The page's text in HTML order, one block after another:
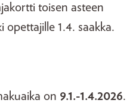
toisen asteen
opettajille 1.4. saakka.
on 9.1.-1.4.2026.